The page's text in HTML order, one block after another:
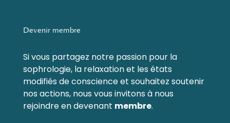
Devenir membre
Si vous partagez notre passion pour la
sophrologie, la relaxation et les états
modifiés de conscience et souhaitez soutenir
nos actions, nous vous invitons à nous
rejoindre en devenant membre.